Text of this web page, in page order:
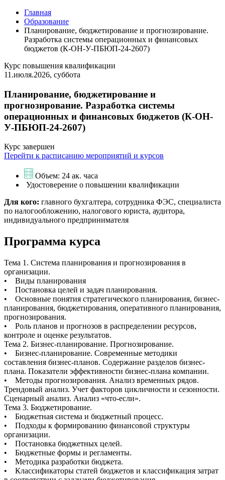
Главная
Образование
Планирование, бюджетирование и прогнозирование.
Разработка системы операционных и финансовых
бюджетов (К-ОН-У-ПБЮП-24-2607)
Курс повышения квалификации
11.июля.2026, суббота
Планирование, бюджетирование и
прогнозирование. Разработка системы
операционных и финансовых бюджетов (К-ОН-
У-ПБЮП-24-2607)
Курс завершен
Перейти к расписанию мероприятий и курсов
Объем: 24 ак. часа
Удостоверение о повышении квалификации
Для кого: главного бухгалтера, сотрудника ФЭС, специалиста
по налогообложению, налогового юриста, аудитора,
индивидуального предпринимателя
Программа курса
Тема 1. Система планирования и прогнозирования в
организации.
• Виды планирования
• Постановка целей и задач планирования.
• Основные понятия стратегического планирования, бизнес-
планирования, бюджетирования, оперативного планирования,
прогнозирования.
• Роль планов и прогнозов в распределении ресурсов,
контроле и оценке результатов.
Тема 2. Бизнес-планирование. Прогнозирование.
• Бизнес-планирование. Современные методики
составления бизнес-планов. Содержание разделов бизнес-
плана. Показатели эффективности бизнес-плана компании.
• Методы прогнозирования. Анализ временных рядов.
Трендовый анализ. Учет факторов цикличности и сезонности.
Сценарный анализ. Анализ «что-если».
Тема 3. Бюджетирование.
• Бюджетная система и бюджетный процесс.
• Подходы к формированию финансовой структуры
организации.
• Постановка бюджетных целей.
• Бюджетные формы и регламенты.
• Методика разработки бюджета.
• Классификаторы статей бюджетов и классификация затрат